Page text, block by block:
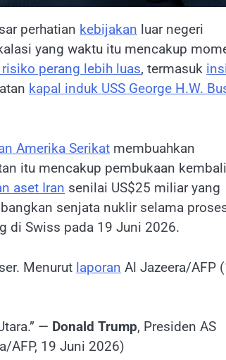
perhatian kebijakan luar negeri
yang waktu itu mencakup
perang lebih luas, termasuk
kapal induk USS George H.W.
Amerika Serikat membuahkan
itu mencakup pembukaan kembali
aset Iran senilai US$25 miliar yang
senjata nuklir selama
di Swiss pada 19 Juni 2026.
Menurut laporan Al Jazeera/AFP
— Donald Trump, Presiden AS
AFP, 19 Juni 2026)